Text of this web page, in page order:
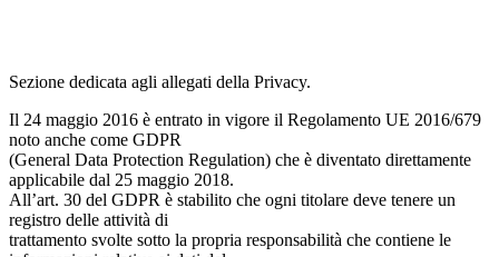
Sezione dedicata agli allegati della Privacy.
Il 24 maggio 2016 è entrato in vigore il Regolamento UE 2016/679
noto anche come GDPR
(General Data Protection Regulation) che è diventato direttamente
applicabile dal 25 maggio 2018.
All’art. 30 del GDPR è stabilito che ogni titolare deve tenere un
registro delle attività di
trattamento svolte sotto la propria responsabilità che contiene le